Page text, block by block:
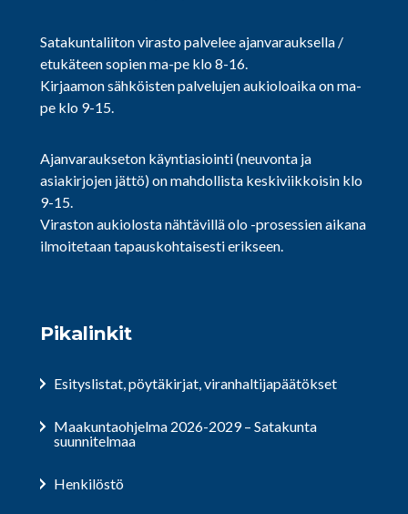
Satakuntaliiton virasto palvelee ajanvarauksella /
etukäteen sopien ma-pe klo 8-16.
Kirjaamon sähköisten palvelujen aukioloaika on ma-
pe klo 9-15.
Ajanvaraukseton käyntiasiointi (neuvonta ja
asiakirjojen jättö) on mahdollista keskiviikkoisin klo
9-15.
Viraston aukiolosta nähtävillä olo -prosessien aikana
ilmoitetaan tapauskohtaisesti erikseen.
Pikalinkit
Esityslistat, pöytäkirjat, viranhaltijapäätökset
Maakuntaohjelma 2026-2029 – Satakunta
suunnitelmaa
Henkilöstö